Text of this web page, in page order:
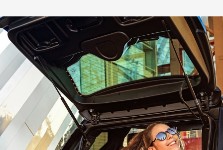
LIGIER GROUP